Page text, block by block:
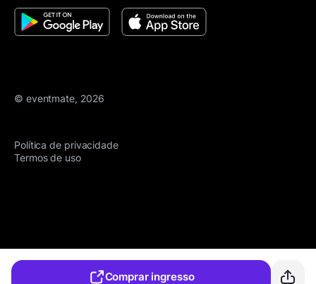
© eventmate, 2026
Política de privacidade
Termos de uso
Comprar ingresso